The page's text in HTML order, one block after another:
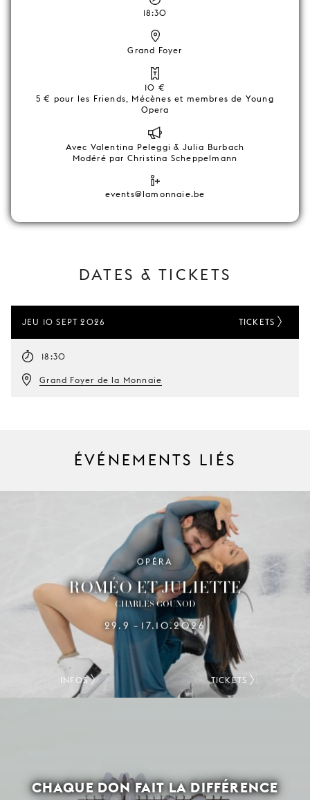
18:30
Grand Foyer
10 €
5 € pour les Friends, Mécènes et membres de Young
Opera
Avec Valentina Peleggi & Julia Burbach
Modéré par Christina Scheppelmann
events@lamonnaie.be
DATES & TICKETS
JEU 10 SEPT 2026
18:30
Grand Foyer de la Monnaie
TICKETS
ÉVÉNEMENTS LIÉS
OPÉRA
ROMÉO ET JULIETTE
CHARLES GOUNOD
29.9 – 17.10.2026
INFOS TICKETS
CHAQUE DON FAIT LA DIFFÉRENCE